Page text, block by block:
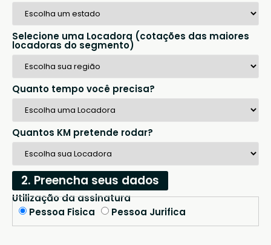
Selecione uma Locadora (cotações das maiores
locadoras do segmento)
Quanto tempo você precisa?
Quantos KM pretende rodar?
2. Preencha seus dados
Utilização da assinatura
Pessoa Fisica
Pessoa Jurifica